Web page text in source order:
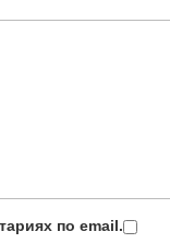
по email.